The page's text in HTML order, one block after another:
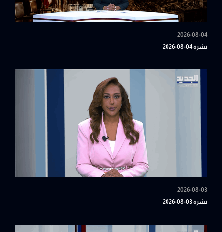
2026-08-04
نشرة 04-08-2026
2026-08-03
نشرة 03-08-2026